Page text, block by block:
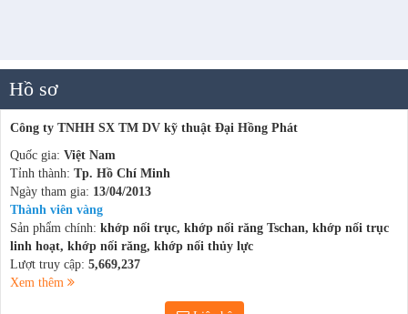
Hồ sơ
Công ty TNHH SX TM DV kỹ thuật Đại Hồng Phát
Quốc gia: Việt Nam
Tỉnh thành: Tp. Hồ Chí Minh
Ngày tham gia: 13/04/2013
Thành viên vàng
Sản phẩm chính: khớp nối trục, khớp nối răng Tschan, khớp nối trục
linh hoạt, khớp nối răng, khớp nối thủy lực
Lượt truy cập: 5,669,237
Xem thêm